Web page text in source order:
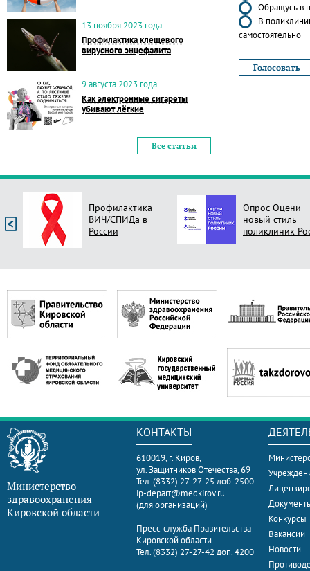
13 ноября 2023 года
Профилактика клещевого
вирусного энцефалита
9 августа 2023 года
Как электронные сигареты
убивают лёгкие
Все статьи
Обращусь в
В
самостоятельно
Профилактика
ВИЧ/СПИДа в
России
Опрос Оцени
новый стиль
поликлиник
Министерство
здравоохранения
Кировской области
КОНТАКТЫ
610019, г. Киров,
ул. Защитников Отечества, 69
Тел. (8332) 27-27-25 доб. 2500
ip-depart@medkirov.ru
(для организаций)
Пресс-служба Правительства
Кировской области
Тел. (8332) 27-27-42 доп. 4200
Конкурсы
Вакансии
Новости